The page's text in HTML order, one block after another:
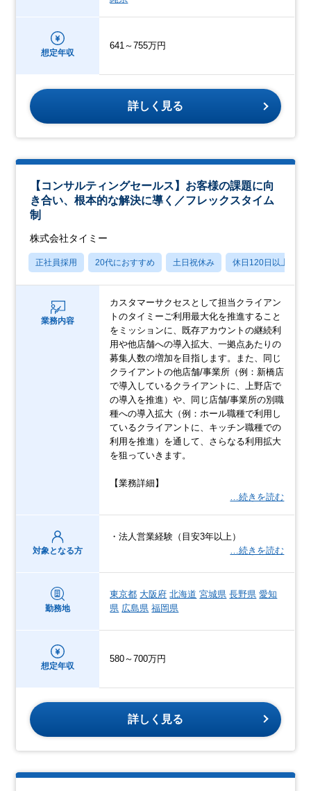
想定年収
641～755万円
詳しく見る
【コンサルティングセールス】お客様の課題に向
き合い、根本的な解決に導く／フレックスタイム
制
株式会社タイミー
正社員採用 20代におすすめ 土日祝休み 休日120日以上
業務内容
カスタマーサクセスとして担当クライアン
トのタイミーご利用最大化を推進すること
をミッションに、既存アカウントの継続利
用や他店舗への導入拡大、一拠点あたりの
募集人数の増加を目指します。また、同じ
クライアントの他店舗/事業所（例：新橋店
で導入しているクライアントに、上野店で
の導入を推進）や、同じ店舗/事業所の別職
種への導入拡大（例：ホール職種で利用し
ているクライアントに、キッチン職種での
利用を推進）を通して、さらなる利用拡大
を狙っていきます。
【業務詳細】
…続きを読む
対象となる方
・法人営業経験（目安3年以上）
…続きを読む
勤務地
東京都 大阪府 北海道 宮城県 長野県 愛知
県 広島県 福岡県
想定年収
580～700万円
詳しく見る